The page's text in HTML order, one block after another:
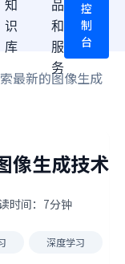
知
识
库
品
和
服
务
控
制
台
最新的图像生成
像生成技术
时间：7分钟
深度学习